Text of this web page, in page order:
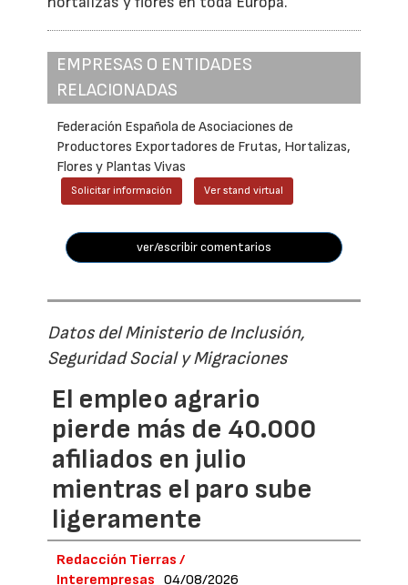
EMPRESAS O ENTIDADES
RELACIONADAS
Federación Española de Asociaciones de
Productores Exportadores de Frutas, Hortalizas,
Flores y Plantas Vivas
Solicitar información Ver stand virtual
ver/escribir comentarios
Datos del Ministerio de Inclusión,
Seguridad Social y Migraciones
El empleo agrario
pierde más de 40.000
afiliados en julio
mientras el paro sube
ligeramente
Redacción Tierras /
Interempresas
04/08/2026